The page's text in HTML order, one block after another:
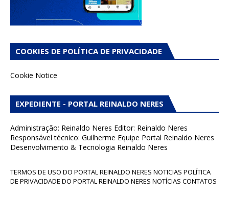
COOKIES DE POLÍTICA DE PRIVACIDADE
Cookie Notice
EXPEDIENTE - PORTAL REINALDO NERES
Administração: Reinaldo Neres Editor: Reinaldo Neres
Responsável técnico: Guilherme Equipe Portal Reinaldo Neres
Desenvolvimento & Tecnologia Reinaldo Neres
TERMOS DE USO DO PORTAL REINALDO NERES NOTICIAS POLÍTICA
DE PRIVACIDADE DO PORTAL REINALDO NERES NOTÍCIAS CONTATOS